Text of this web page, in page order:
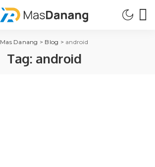
Mas Danang > Blog > android
Tag: android